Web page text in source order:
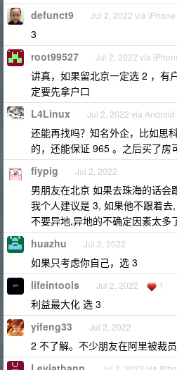
defunct9 Jul 2, 2022 via iPhone
3
root99527 Jul 2, 2022 via
讲真，如果留北京一定选 2 ，有
定要先拿户口
L4Linux Jul 2, 2022 via Android
还能再找吗？知名外企，比如思
的，还能保证 965 。之后买了房
fiypig Jul 2, 2022
男朋友在北京 如果去珠海的话会
我个人建议是 3, 如果他不跟着去
不要异地,异地的不确定因素太多
huazhu Jul 2, 2022
如果只考虑你自己，选 3
lifeintools Jul 2, 2022 1
利益最大化 选 3
yifeng33 Jul 2, 2022
2 不了解。不少朋友在阿里被裁